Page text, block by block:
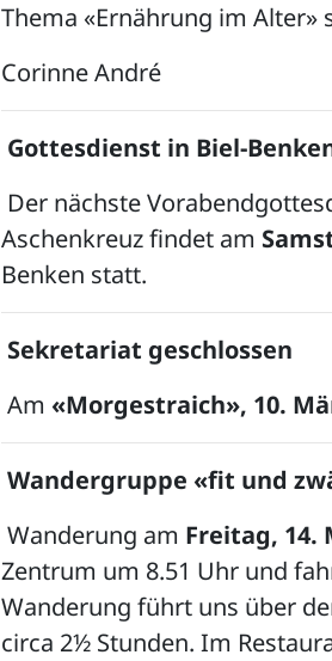
Thema «Ernährung im Alter»
Corinne André
Gottesdienst in Biel-
Der nächste
Aschenkreuz findet am
Benken statt.
Sekretariat geschlossen
Am «Morgestraich», 10.
Wandergruppe «fit und
Wanderung am Freitag, 14.
Zentrum um 8.51 Uhr und
Wanderung führt uns über
circa 2½ Stunden. Im